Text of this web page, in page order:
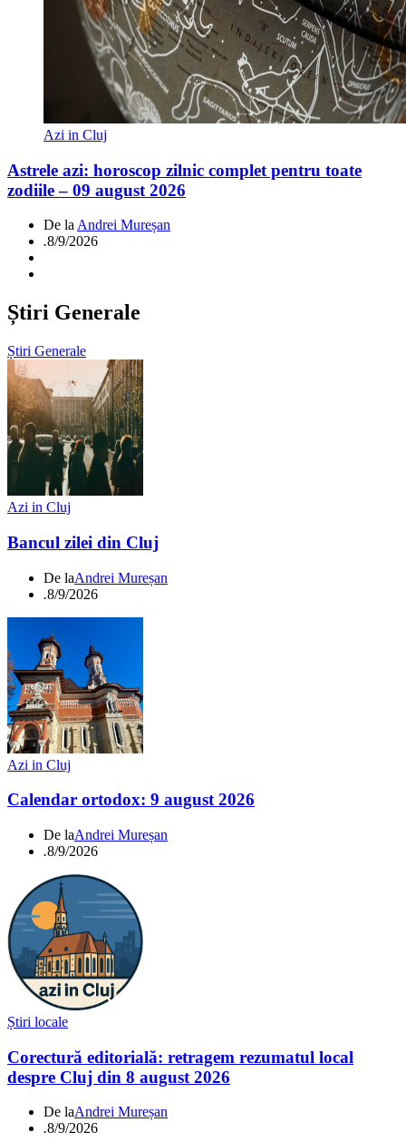
Azi in Cluj
Astrele azi: horoscop zilnic complet pentru toate
zodiile – 09 august 2026
De la Andrei Mureșan
.8/9/2026
Știri Generale
Știri Generale
Azi in Cluj
Bancul zilei din Cluj
De laAndrei Mureșan
.8/9/2026
Azi in Cluj
Calendar ortodox: 9 august 2026
De laAndrei Mureșan
.8/9/2026
Știri locale
Corectură editorială: retragem rezumatul local
despre Cluj din 8 august 2026
De laAndrei Mureșan
.8/9/2026